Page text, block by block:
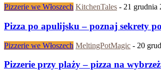
Pizzerie we Włoszech KitchenTales - 21 grudnia
Pizza po apulijsku – poznaj sekrety
Pizzerie we Włoszech MeltingPotMagic - 20
Pizzerie przy plaży – pizza na